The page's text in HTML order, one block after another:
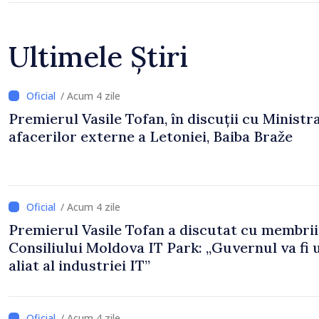
Ultimele Știri
/ Acum 4 zile
Premierul Vasile Tofan, în discuții cu
afacerilor externe a Letoniei, Baiba Braže
/ Acum 4 zile
Premierul Vasile Tofan a discutat cu membrii
Consiliului Moldova IT Park: „Guvernul va fi
aliat al industriei IT”